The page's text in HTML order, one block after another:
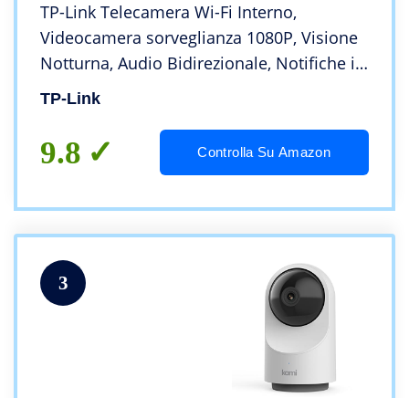
TP-Link Telecamera Wi-Fi Interno,
Videocamera sorveglianza 1080P, Visione
Notturna, Audio Bidirezionale, Notifiche in
tempo reale del sensore di
TP-Link
9.8 Controlla Su Amazon
3